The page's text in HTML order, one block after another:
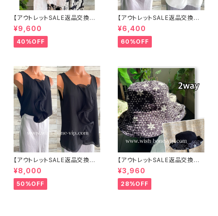
【アウトレットSALE返品交換不
可8/20まで】イタリア製サマー
ジャケット｜Made in ITALY｜
リネン麻 飾りエリ ジャケット/ホ
ワイト
¥9,600
40%OFF
【アウトレットSALE返品交換不
可8/20まで】イタリア製 CASA
DEILUCA ITALY｜前フリル＆B
IGフリルトップス /ホワイト
¥6,400
60%OFF
【アウトレットSALE返品交換不
可8/20まで】イタリア製 CASA
DEILUCA ITALY｜前フリル＆B
IGフリルトップス /ブラック
¥8,000
50%OFF
【アウトレットSALE返品交換不
可8/20まで】ワッフル立体フラワ
ー＆無地 2way リバーシブルハ
ット・ワイヤー入り変形ハット・フ
ラワー帽子【ブラック】
¥3,960
28%OFF